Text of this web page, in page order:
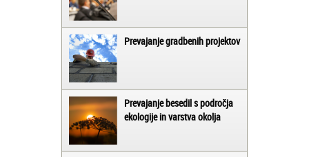
Prevajanje gradbenih projektov
Prevajanje besedil s področja
ekologije in varstva okolja